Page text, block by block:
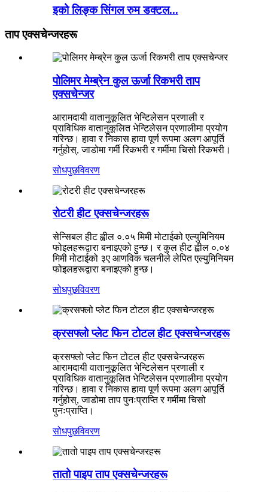
इको लिङ्क सिंगल रुम डक्टल...
ताप एक्सचेन्जरहरू
पोलिमर मेम्ब्रेन कुल ऊर्जा रिकभरी ताप
एक्सचेन्जर
आरामदायी वातानुकूलित भेन्टिलेसन प्रणाली र
प्राविधिक वातानुकूलित भेन्टिलेसन प्रणालीमा प्रयोग
गरिन्छ। हावा र निकास हावा पूर्ण रूपमा अलग आपूर्ति
गर्नुहोस्, जाडोमा गर्मी रिकभरी र गर्मीमा चिसो रिकभरी।
सोधपुछविवरण
रोटरी हीट एक्सचेन्जरहरू
सेन्सिबल हीट ह्वील ०.०५ मिमी मोटाईको एल्युमिनियम
फोइलहरूद्वारा बनाइएको हुन्छ। र कुल हीट ह्वील ०.०४
मिमी मोटाईको ३ए आणविक चलनीले लेपित एल्युमिनियम
फोइलहरूद्वारा बनाइएको हुन्छ।
सोधपुछविवरण
क्रसफ्लो प्लेट फिन टोटल हीट एक्सचेन्जरहरू
क्रसफ्लो प्लेट फिन टोटल हीट एक्सचेन्जरहरू
आरामदायी वातानुकूलित भेन्टिलेसन प्रणाली र
प्राविधिक वातानुकूलित भेन्टिलेसन प्रणालीमा प्रयोग
गरिन्छ। हावा र निकास हावा पूर्ण रूपमा अलग आपूर्ति
गर्नुहोस्, जाडोमा ताप पुनःप्राप्ति र गर्मीमा चिसो
पुनःप्राप्ति।
सोधपुछविवरण
तातो पाइप ताप एक्सचेन्जरहरू